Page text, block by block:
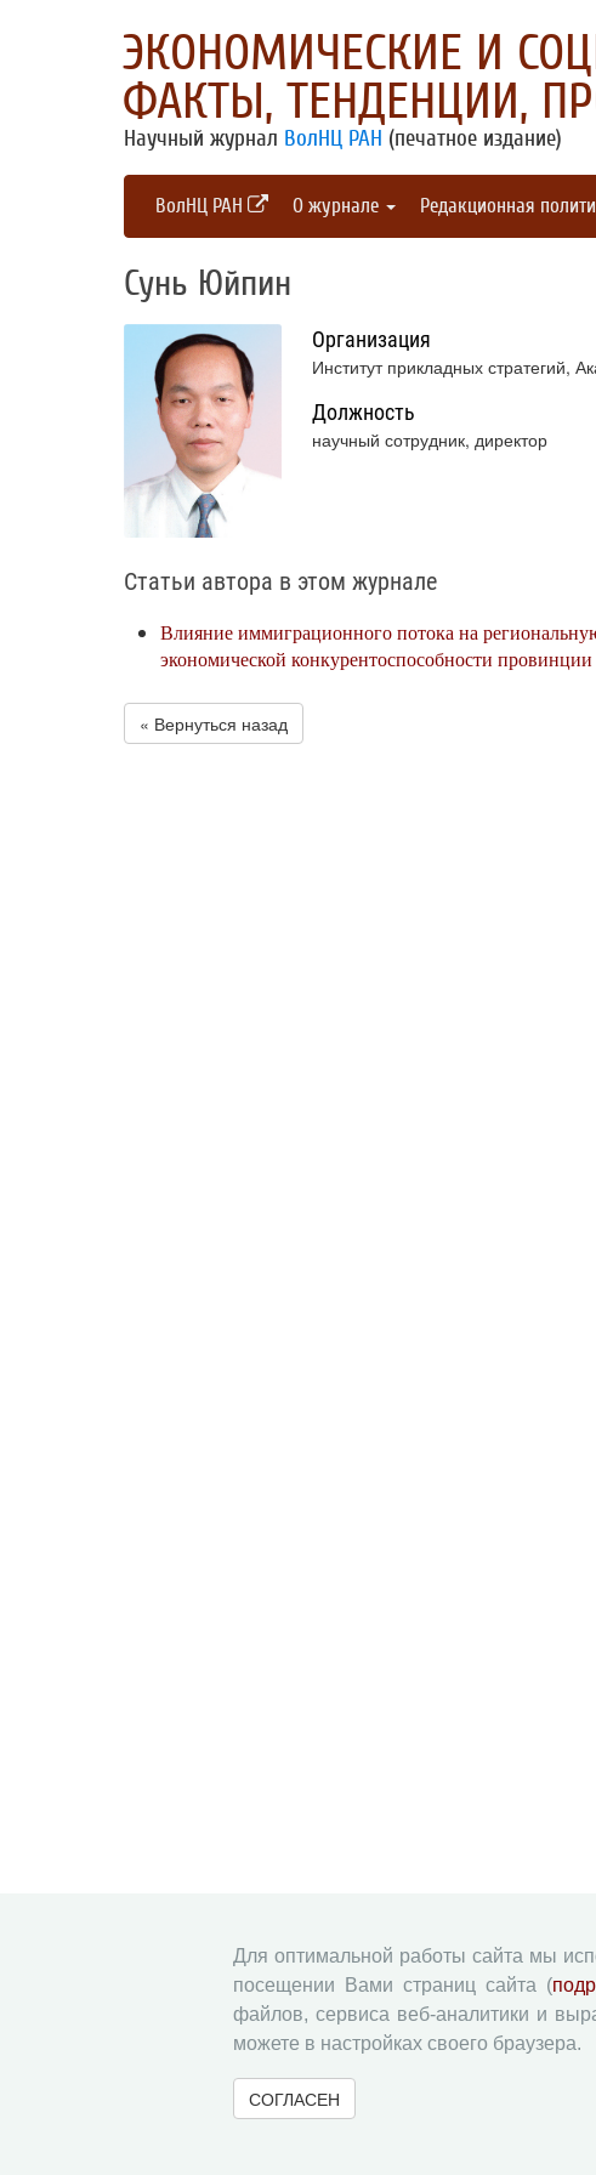
ЭКОНОМИЧЕСКИЕ И
ФАКТЫ, ТЕНДЕНЦИИ,
Научный журнал ВолНЦ РАН (печатное издание)
ВолНЦ РАН О журнале Редакционная
Сунь Юйпин
Организация
Институт прикладных стратегий,
Должность
научный сотрудник, директор
Статьи автора в этом журнале
Влияние иммиграционного потока на
экономической конкурентоспособности
« Вернуться назад
Для оптимальной работы сайта мы
посещении Вами страниц сайта (
файлов, сервиса веб-аналитики и
можете в настройках своего браузера.
СОГЛАСЕН